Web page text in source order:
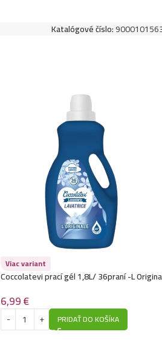
Katalógové číslo:
Viac variant
Coccolatevi prací gél 1,8L/ 36praní -L
6,99€
PRIDAŤ DO KOŠÍKA